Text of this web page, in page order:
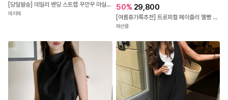
[당일발송] 데일리 밴딩 스트랩 꾸안꾸 마실룩 A라인 롱 스커트 (3COLOR)
에리페
50% 29,800
[여름휴가룩추천] 트로피컬 페이즐리 멜빵 팬츠
패션풀